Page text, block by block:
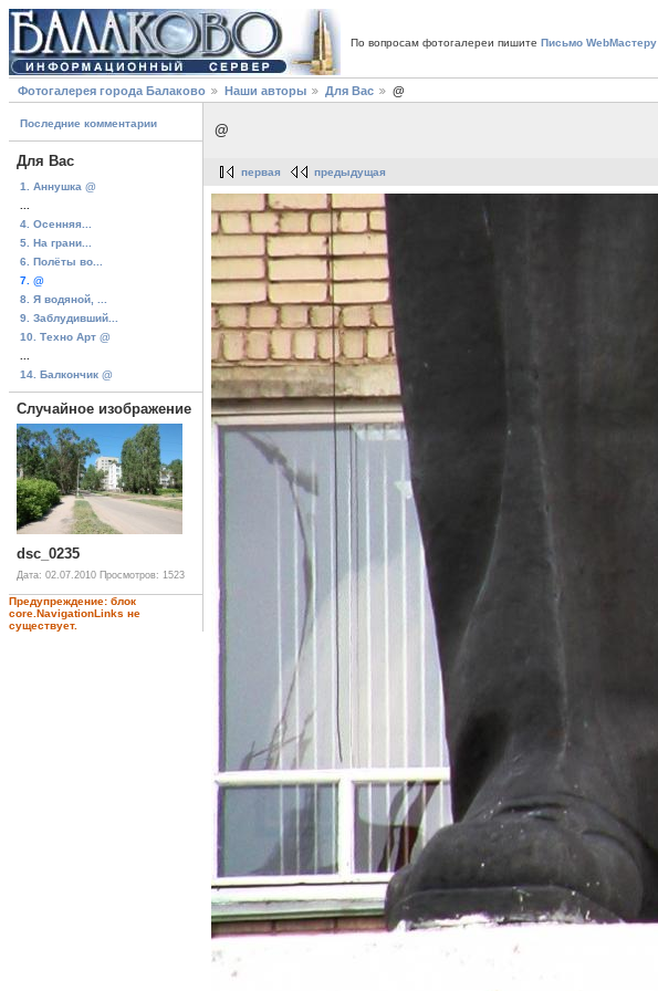
По вопросам фотогалереи пишите Письмо WebМастеру
Фотогалерея города Балаково Наши авторы Для Вас @
Последние комментарии
Для Вас
1. Аннушка @
4. Осенняя...
5. На грани...
6. Полёты во...
7. @
8. Я водяной, ...
9. Заблудивший...
10. Техно Арт @
14. Балкончик @
Случайное изображение
dsc_0235
Дата: 02.07.2010 Просмотров: 1523
Предупреждение: блок
core.NavigationLinks не
существует.
@
первая предыдущая